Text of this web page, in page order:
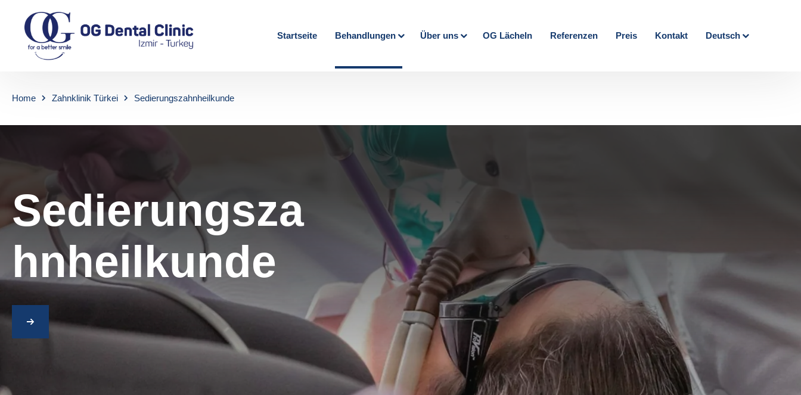
Startseite Behandlungen Über uns OG Lächeln Referenzen Preis Kontakt Deutsch
Home Zahnklinik Türkei Sedierungszahnheilkunde
Sedierungsza
hnheilkunde